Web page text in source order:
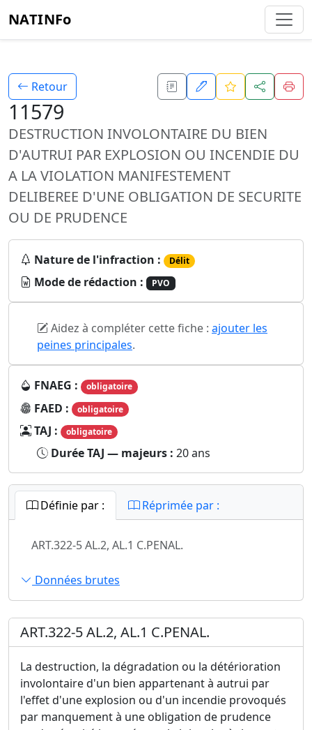
NATINFo
Retour
11579
DESTRUCTION INVOLONTAIRE DU BIEN
D'AUTRUI PAR EXPLOSION OU INCENDIE DU
A LA VIOLATION MANIFESTEMENT
DELIBEREE D'UNE OBLIGATION DE SECURITE
OU DE PRUDENCE
Nature de l'infraction : Délit
Mode de rédaction : PVO
Aidez à compléter cette fiche : ajouter les
peines principales.
FNAEG : obligatoire
FAED : obligatoire
TAJ : obligatoire
Durée TAJ — majeurs : 20 ans
Définie par : Réprimée par :
ART.322-5 AL.2, AL.1 C.PENAL.
Données brutes
ART.322-5 AL.2, AL.1 C.PENAL.
La destruction, la dégradation ou la détérioration
involontaire d'un bien appartenant à autrui par
l'effet d'une explosion ou d'un incendie provoqués
par manquement à une obligation de prudence